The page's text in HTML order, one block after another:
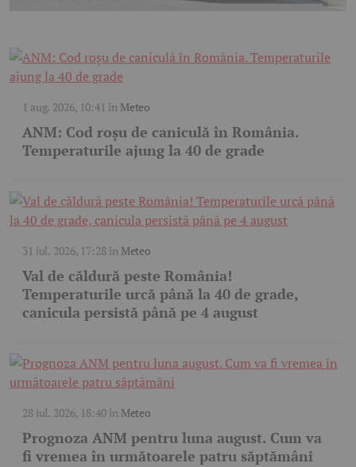
1 aug. 2026, 10:41 în Meteo
ANM: Cod roșu de caniculă în România.
Temperaturile ajung la 40 de grade
31 iul. 2026, 17:28în Meteo
Val de căldură peste România!
Temperaturile urcă până la 40 de grade,
canicula persistă până pe 4 august
28 iul. 2026, 18:40în Meteo
Prognoza ANM pentru luna august. Cum va
fi vremea în următoarele patru săptămâni